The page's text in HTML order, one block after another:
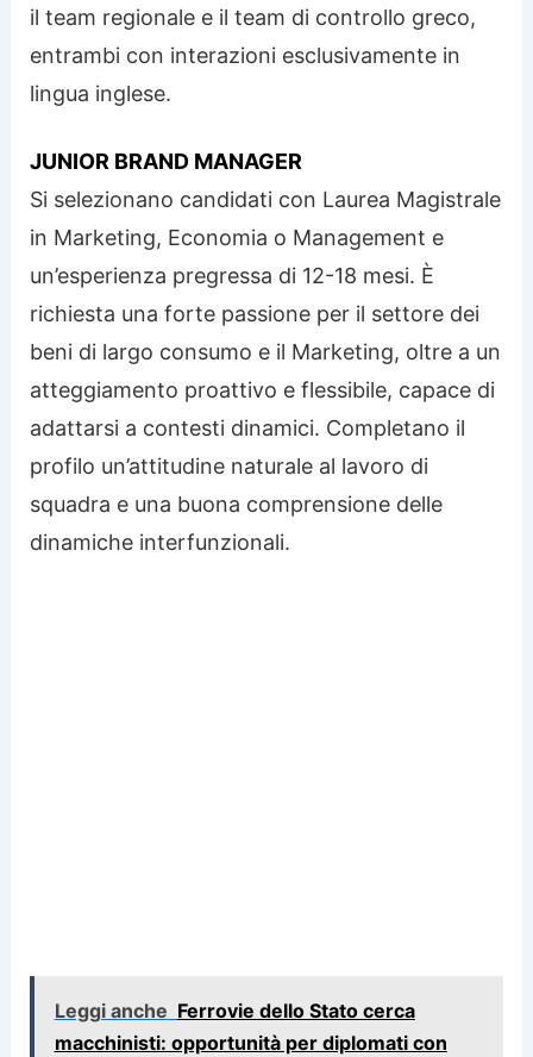
il team regionale e il team di controllo greco,
entrambi con interazioni esclusivamente in
lingua inglese.
JUNIOR BRAND MANAGER
Si selezionano candidati con Laurea Magistrale
in Marketing, Economia o Management e
un’esperienza pregressa di 12-18 mesi. È
richiesta una forte passione per il settore dei
beni di largo consumo e il Marketing, oltre a un
atteggiamento proattivo e flessibile, capace di
adattarsi a contesti dinamici. Completano il
profilo un’attitudine naturale al lavoro di
squadra e una buona comprensione delle
dinamiche interfunzionali.
Leggi anche Ferrovie dello Stato cerca
macchinisti: opportunità per diplomati con